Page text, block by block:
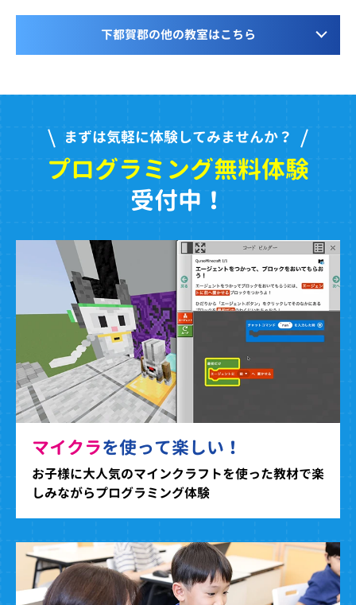
下都賀郡の他の教室はこちら
まずは気軽に体験してみませんか？
プログラミング無料体験
受付中！
マイクラを使って楽しい！
お子様に大人気のマインクラフトを使った教材で楽
しみながらプログラミング体験